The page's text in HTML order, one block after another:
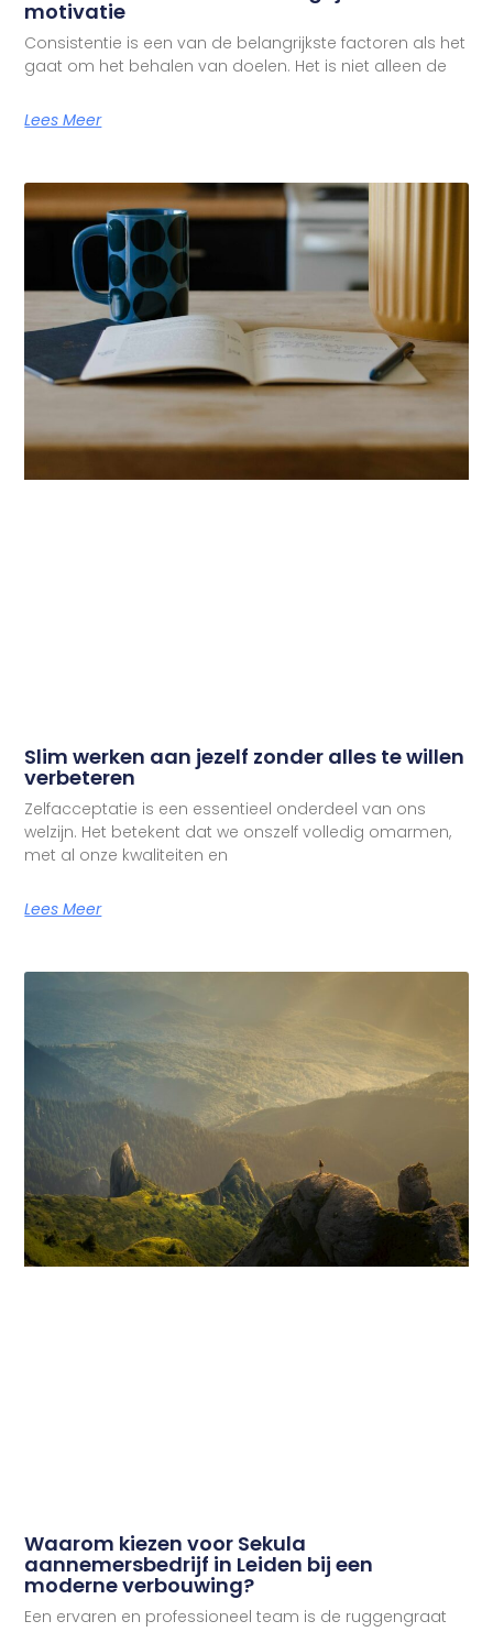
motivatie
Consistentie is een van de belangrijkste factoren als het
gaat om het behalen van doelen. Het is niet alleen de
Lees Meer
Slim werken aan jezelf zonder alles te willen
verbeteren
Zelfacceptatie is een essentieel onderdeel van ons
welzijn. Het betekent dat we onszelf volledig omarmen,
met al onze kwaliteiten en
Lees Meer
Waarom kiezen voor Sekula
aannemersbedrijf in Leiden bij een
moderne verbouwing?
Een ervaren en professioneel team is de ruggengraat